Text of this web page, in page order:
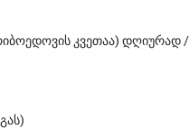
კვეთაა) დღიურად /